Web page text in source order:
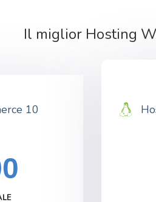
Il miglior Hosting
10